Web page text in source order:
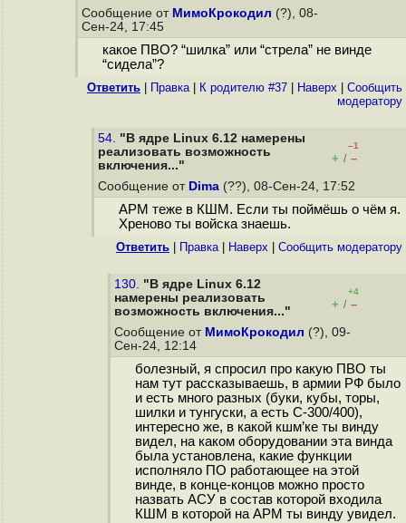
Сообщение от МимоКрокодил (?), 08-
Сен-24, 17:45
какое ПВО? “шилка” или “стрела” не винде
“сидела”?
Ответить Правка| К родителю #37 Наверх
Cообщить
модератору
54. "В ядре Linux 6.12 намерены
реализовать возможность
включения..."
–1
+ / –
Сообщение от Dima (??), 08-Сен-24, 17:52
АРМ теже в КШМ. Если ты поймёшь о чём я.
Хреново ты войска знаешь.
Ответить Правка| Наверх Cообщить модератору
130. "В ядре Linux 6.12
намерены реализовать
возможность включения..."
+4
+ / –
Сообщение от МимоКрокодил (?), 09-
Сен-24, 12:14
болезный, я спросил про какую ПВО ты
нам тут рассказываешь, в армии РФ было
и есть много разных (буки, кубы, торы,
шилки и тунгуски, а есть С-300/400),
интересно же, в какой кшм’ке ты винду
видел, на каком оборудовании эта винда
была установлена, какие функции
исполняло ПО работающее на этой
винде, в конце-концов можно просто
назвать АСУ в состав которой входила
КШМ в которой на АРМ ты винду увидел.